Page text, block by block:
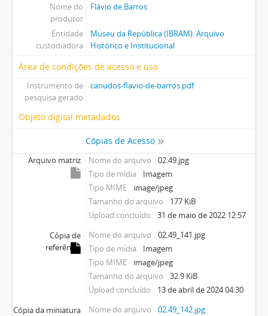
Nome do
produtor
Flávio de Barros
Entidade
custodiadora
Museu da República (IBRAM). Arquivo
Histórico e Institucional
Área de condições de acesso e uso
Instrumento de
pesquisa gerado
canudos-flavio-de-barros.pdf
Objeto digital metadados
Cópias de Acesso
Arquivo matriz Nome do arquivo
02.49.jpg
Tipo de mídia
Imagem
Tipo MIME
image/jpeg
Tamanho do arquivo
177 KiB
Upload concluído
31 de maio de 2022 12:57
Cópia de
referência
Nome do arquivo
02.49_141.jpg
Tipo de mídia
Imagem
Tipo MIME
image/jpeg
Tamanho do arquivo
32.9 KiB
Upload concluído
13 de abril de 2024 04:30
Cópia da miniatura
Nome do arquivo
02.49_142.jpg